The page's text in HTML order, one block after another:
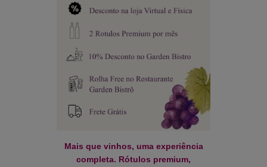
Mais que vinhos, uma experiência
completa. Rótulos premium,